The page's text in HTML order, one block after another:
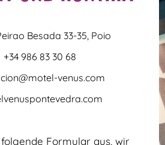
Besada 33-35, Poio
+34 986 83 30 68
venus.com
Formular aus, wir